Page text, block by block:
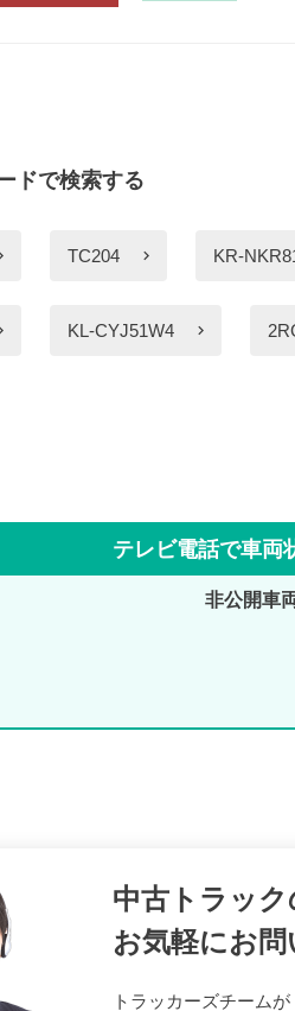
ドで検索する
TC204 KR-
KL-CYJ51W4
テレビ電話で車両
非公開車
中古トラッ
お気軽にお問
トラッカーズチーム